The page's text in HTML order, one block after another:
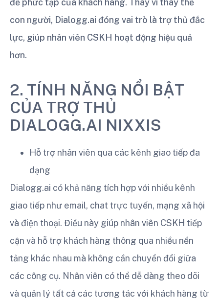
đề phức tạp của khách hàng. Thay vì thay thế
con người, Dialogg.ai đóng vai trò là trợ thủ đắc
lực, giúp nhân viên CSKH hoạt động hiệu quả
hơn.
2. TÍNH NĂNG NỔI BẬT
CỦA TRỢ THỦ
DIALOGG.AI NIXXIS
Hỗ trợ nhân viên qua các kênh giao tiếp đa
dạng
Dialogg.ai có khả năng tích hợp với nhiều kênh
giao tiếp như email, chat trực tuyến, mạng xã hội
và điện thoại. Điều này giúp nhân viên CSKH tiếp
cận và hỗ trợ khách hàng thông qua nhiều nền
tảng khác nhau mà không cần chuyển đổi giữa
các công cụ. Nhân viên có thể dễ dàng theo dõi
và quản lý tất cả các tương tác với khách hàng từ